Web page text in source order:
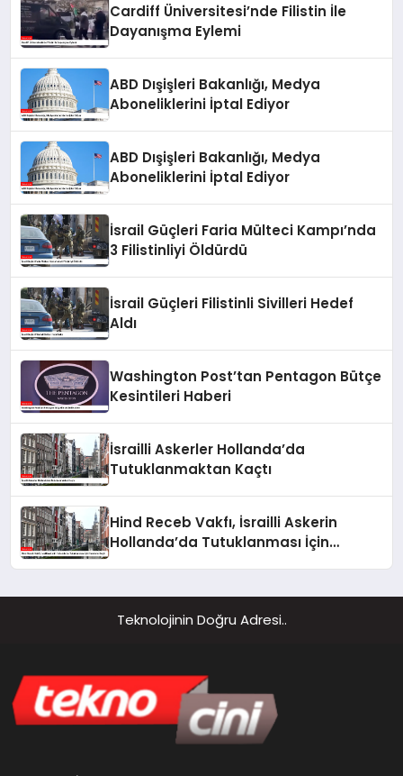
Cardiff Üniversitesi’nde Filistin İle
Dayanışma Eylemi
ABD Dışişleri Bakanlığı, Medya
Aboneliklerini İptal Ediyor
ABD Dışişleri Bakanlığı, Medya
Aboneliklerini İptal Ediyor
İsrail Güçleri Faria Mülteci Kampı’nda
3 Filistinliyi Öldürdü
İsrail Güçleri Filistinli Sivilleri Hedef
Aldı
Washington Post’tan Pentagon Bütçe
Kesintileri Haberi
İsrailli Askerler Hollanda’da
Tutuklanmaktan Kaçtı
Hind Receb Vakfı, İsrailli Askerin
Hollanda’da Tutuklanması İçin
Teknolojinin Doğru Adresi..